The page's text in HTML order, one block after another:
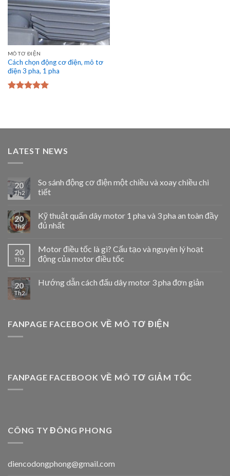
MÔ TƠ ĐIỆN
Cách chọn động cơ điện, mô tơ
điện 3 pha, 1 pha
LATEST NEWS
20
Th2
So sánh động cơ điện một chiều và xoay chiều chi
tiết
20
Th2
Kỹ thuật quấn dây motor 1 pha và 3 pha an toàn đầy
đủ nhất
20
Th2
Motor điều tốc là gì? Cấu tạo và nguyên lý hoạt
động của motor điều tốc
20
Th2
Hướng dẫn cách đấu dây motor 3 pha đơn giản
FANPAGE FACEBOOK VỀ MÔ TƠ ĐIỆN
FANPAGE FACEBOOK VỀ MÔ TƠ GIẢM TỐC
CÔNG TY ĐÔNG PHONG
diencodongphong@gmail.com